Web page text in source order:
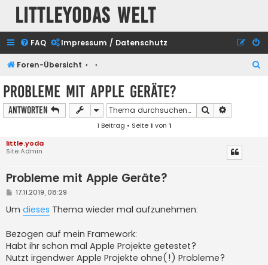
Littleyodas Welt
FAQ Impressum / Datenschutz
Foren-Übersicht
Probleme mit Apple Geräte?
Antworten Suche
1 Beitrag • Seite1 von 1
little.yoda
Site Admin
Probleme mit Apple Geräte?
B
i
t
a
g
17.11.2019, 08:29
Um dieses Thema wieder mal aufzunehmen:
Bezogen auf mein Framework:
Habt ihr schon mal Apple Projekte getestet?
Nutzt irgendwer Apple Projekte ohne(!) Probleme?